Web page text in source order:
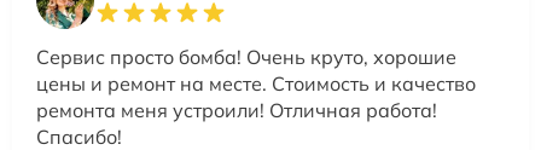
Сервис просто бомба! Очень круто, хорошие
цены и ремонт на месте. Стоимость и качество
ремонта меня устроили! Отличная работа!
Спасибо!